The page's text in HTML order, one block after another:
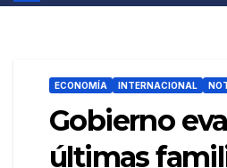
ECONOMÍA INTERNACIONAL
Gobierno
últimas